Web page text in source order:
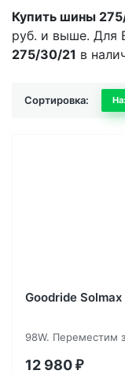
Купить шины
руб. и выше. Для
275/30/21 в
Сортировка:
Goodride
98W. Переместим
12 980 ₽